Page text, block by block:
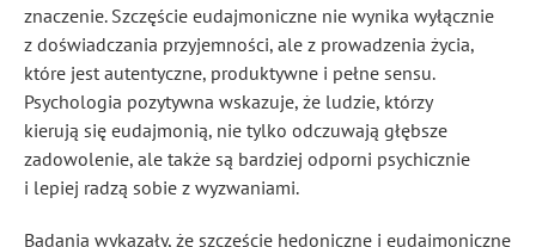
znaczenie. Szczęście eudajmoniczne nie wynika wyłącznie
z doświadczania przyjemności, ale z prowadzenia życia,
które jest autentyczne, produktywne i pełne sensu.
Psychologia pozytywna wskazuje, że ludzie, którzy
kierują się eudajmonią, nie tylko odczuwają głębsze
zadowolenie, ale także są bardziej odporni psychicznie
i lepiej radzą sobie z wyzwaniami.
Badania wykazały, że szczęście hedoniczne i eudajmoniczne